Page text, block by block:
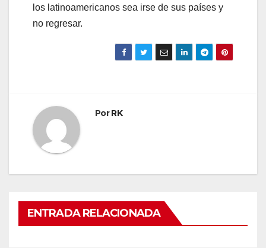
los latinoamericanos sea irse de sus países y
no regresar.
PorRK
ENTRADA RELACIONADA